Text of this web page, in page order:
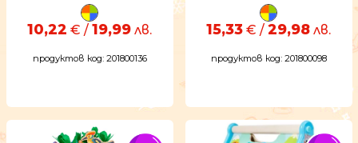
10,22 € / 19,99 лв.
продуктов код: 201800136
15,33 € / 29,98 лв.
продуктов код: 201800098